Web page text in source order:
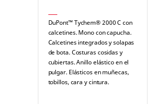
DuPont™ Tychem® 2000 C con
calcetines. Mono con capucha.
Calcetines integrados y solapas
de bota. Costuras cosidas y
cubiertas. Anillo elástico en el
pulgar. Elásticos en muñecas,
tobillos, cara y cintura.